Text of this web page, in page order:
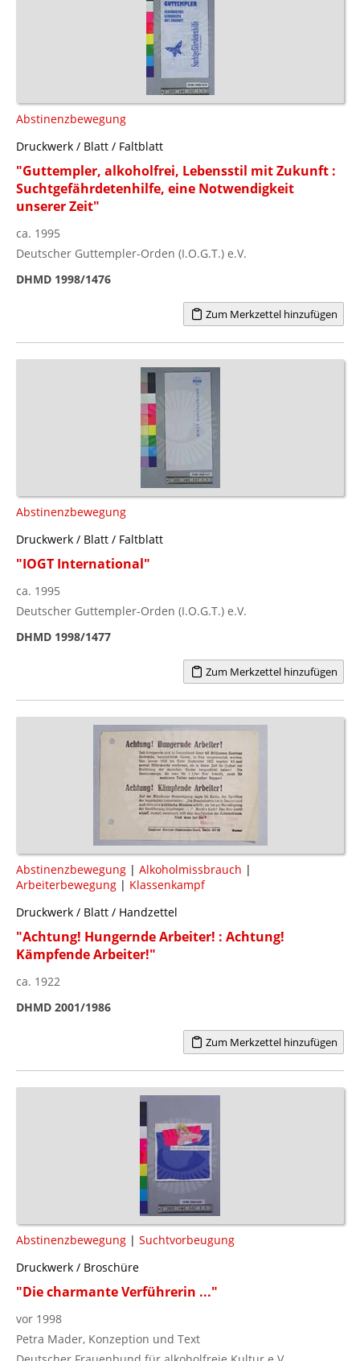
Abstinenzbewegung
Druckwerk / Blatt / Faltblatt
"Guttempler, alkoholfrei, Lebensstil mit Zukunft :
Suchtgefährdetenhilfe, eine Notwendigkeit
unserer Zeit"
ca. 1995
Deutscher Guttempler-Orden (I.O.G.T.) e.V.
DHMD 1998/1476
Zum Merkzettel hinzufügen
Abstinenzbewegung
Druckwerk / Blatt / Faltblatt
"IOGT International"
ca. 1995
Deutscher Guttempler-Orden (I.O.G.T.) e.V.
DHMD 1998/1477
Zum Merkzettel hinzufügen
Abstinenzbewegung | Alkoholmissbrauch |
Arbeiterbewegung | Klassenkampf
Druckwerk / Blatt / Handzettel
"Achtung! Hungernde Arbeiter! : Achtung!
Kämpfende Arbeiter!"
ca. 1922
DHMD 2001/1986
Zum Merkzettel hinzufügen
Abstinenzbewegung | Suchtvorbeugung
Druckwerk / Broschüre
"Die charmante Verführerin ..."
vor 1998
Petra Mader, Konzeption und Text